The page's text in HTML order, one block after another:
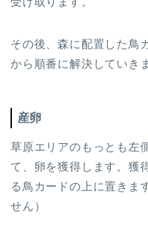
その後、森に配置した鳥
から順番に解決していき
産卵
草原エリアのもっとも左
て、卵を獲得します。獲
る鳥カードの上に置きま
せん）